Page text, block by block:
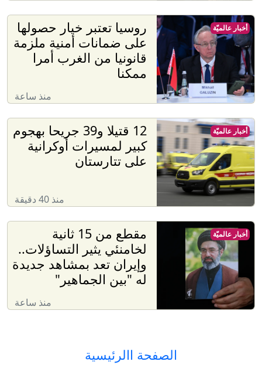
روسيا تعتبر خيار حصولها
على ضمانات أمنية ملزمة
قانونيا من الغرب أمرا
ممكنا
منذ ساعة
أخبار عالميّة
12 قتيلا و39 جريحا بهجوم
كبير لمسيرات أوكرانية
على تتارستان
منذ 40 دقيقة
أخبار عالميّة
مقطع من 15 ثانية
لخامنئي يثير التساؤلات..
وإيران تعد بمشاهد جديدة
له "بين الجماهير"
منذ ساعة
أخبار عالميّة
الصفحة االرئيسية